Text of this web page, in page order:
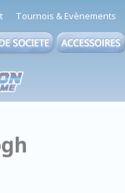
Tournois & Evènements